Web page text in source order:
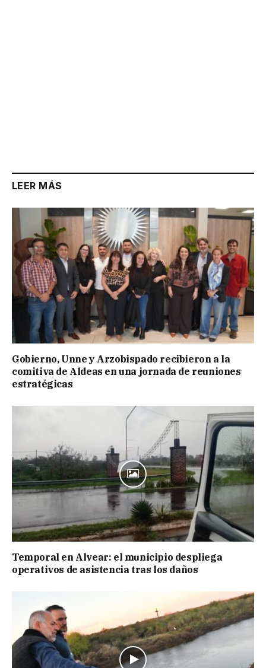
LEER MÁS
Gobierno, Unne y Arzobispado recibieron a la
comitiva de Aldeas en una jornada de reuniones
estratégicas
Temporal en Alvear: el municipio despliega
operativos de asistencia tras los daños